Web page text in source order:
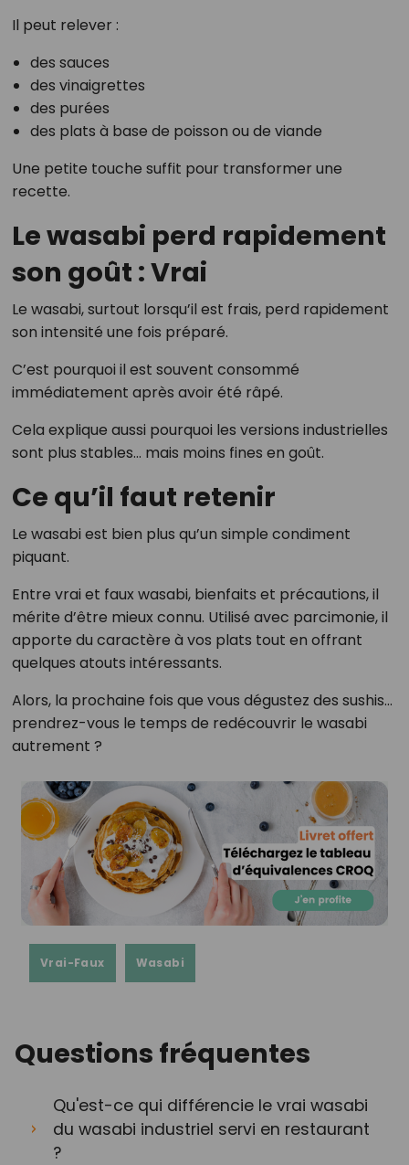
Il peut relever :
des sauces
des vinaigrettes
des purées
des plats à base de poisson ou de viande
Une petite touche suffit pour transformer une
recette.
Le wasabi perd rapidement
son goût : Vrai
Le wasabi, surtout lorsqu’il est frais, perd rapidement
son intensité une fois préparé.
C’est pourquoi il est souvent consommé
immédiatement après avoir été râpé.
Cela explique aussi pourquoi les versions industrielles
sont plus stables… mais moins fines en goût.
Ce qu’il faut retenir
Le wasabi est bien plus qu’un simple condiment
piquant.
Entre vrai et faux wasabi, bienfaits et précautions, il
mérite d’être mieux connu. Utilisé avec parcimonie, il
apporte du caractère à vos plats tout en offrant
quelques atouts intéressants.
Alors, la prochaine fois que vous dégustez des sushis…
prendrez-vous le temps de redécouvrir le wasabi
autrement ?
Vrai-Faux Wasabi
Questions fréquentes
Qu'est-ce qui différencie le vrai wasabi
du wasabi industriel servi en restaurant
?